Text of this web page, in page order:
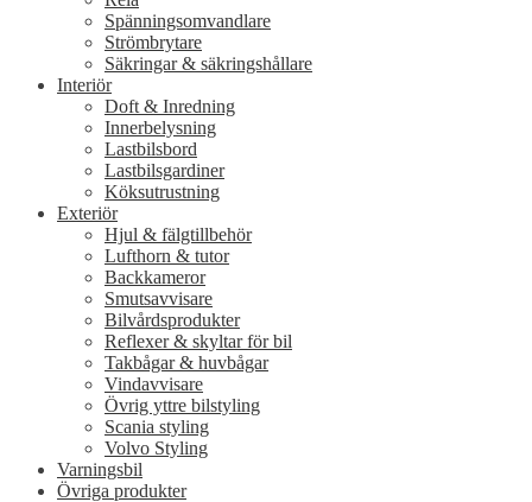
Spänningsomvandlare
Strömbrytare
Säkringar & säkringshållare
Interiör
Doft & Inredning
Innerbelysning
Lastbilsbord
Lastbilsgardiner
Köksutrustning
Exteriör
Hjul & fälgtillbehör
Lufthorn & tutor
Backkameror
Smutsavvisare
Bilvårdsprodukter
Reflexer & skyltar för bil
Takbågar & huvbågar
Vindavvisare
Övrig yttre bilstyling
Scania styling
Volvo Styling
Varningsbil
Övriga produkter